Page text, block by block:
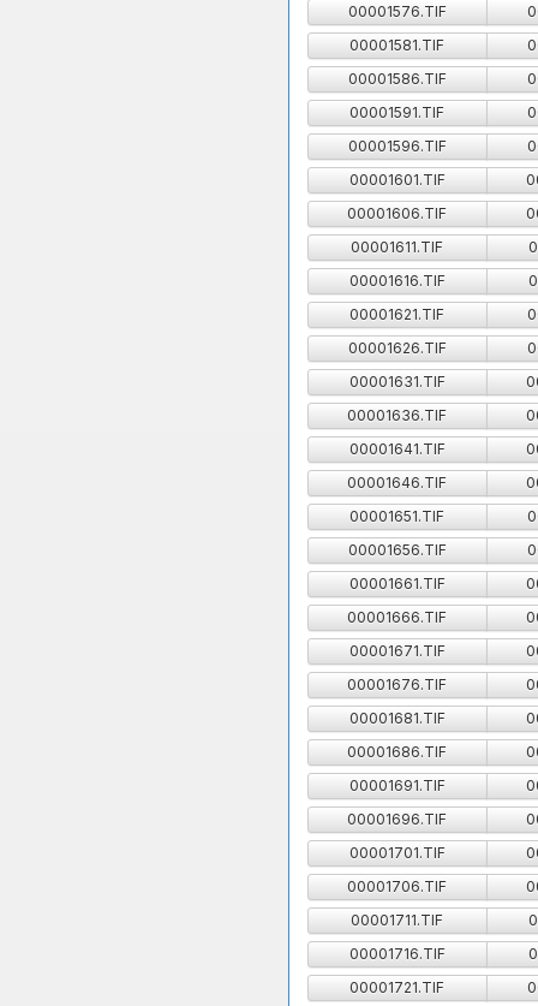
00001576.TIF
00001581.TIF
00001586.TIF
00001591.TIF
00001596.TIF
00001601.TIF
00001606.TIF
00001611.TIF
00001616.TIF
00001621.TIF
00001626.TIF
00001631.TIF
00001636.TIF
00001641.TIF
00001646.TIF
00001651.TIF
00001656.TIF
00001661.TIF
00001666.TIF
00001671.TIF
00001676.TIF
00001681.TIF
00001686.TIF
00001691.TIF
00001696.TIF
00001701.TIF
00001706.TIF
00001711.TIF
00001716.TIF
00001721.TIF